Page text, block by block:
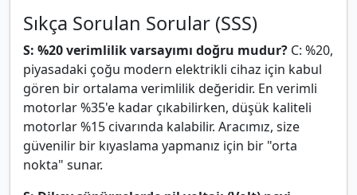
Sıkça Sorulan Sorular (SSS)
S: %20 verimlilik varsayımı doğru mudur? C: %20,
piyasadaki çoğu modern elektrikli cihaz için kabul
gören bir ortalama verimlilik değeridir. En verimli
motorlar %35'e kadar çıkabilirken, düşük kaliteli
motorlar %15 civarında kalabilir. Aracımız, size
güvenilir bir kıyaslama yapmanız için bir "orta
nokta" sunar.